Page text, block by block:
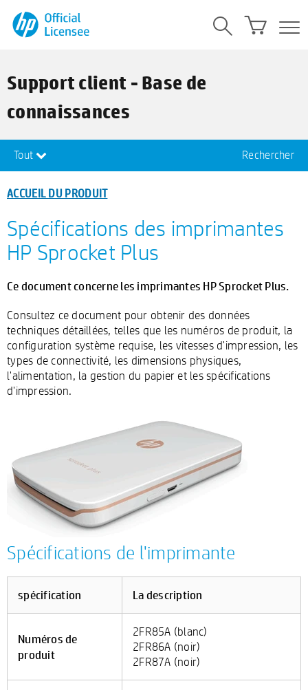
Support client - Base de
connaissances
Tout Rechercher
ACCUEIL DU PRODUIT
Spécifications des imprimantes
HP Sprocket Plus
Ce document concerne les imprimantes HP Sprocket Plus.
Consultez ce document pour obtenir des données
techniques détaillées, telles que les numéros de produit, la
configuration système requise, les vitesses d'impression, les
types de connectivité, les dimensions physiques,
l'alimentation, la gestion du papier et les spécifications
d'impression.
Spécifications de l'imprimante
spécification La description
Numéros de
produit
2FR85A (blanc)
2FR86A (noir)
2FR87A (noir)